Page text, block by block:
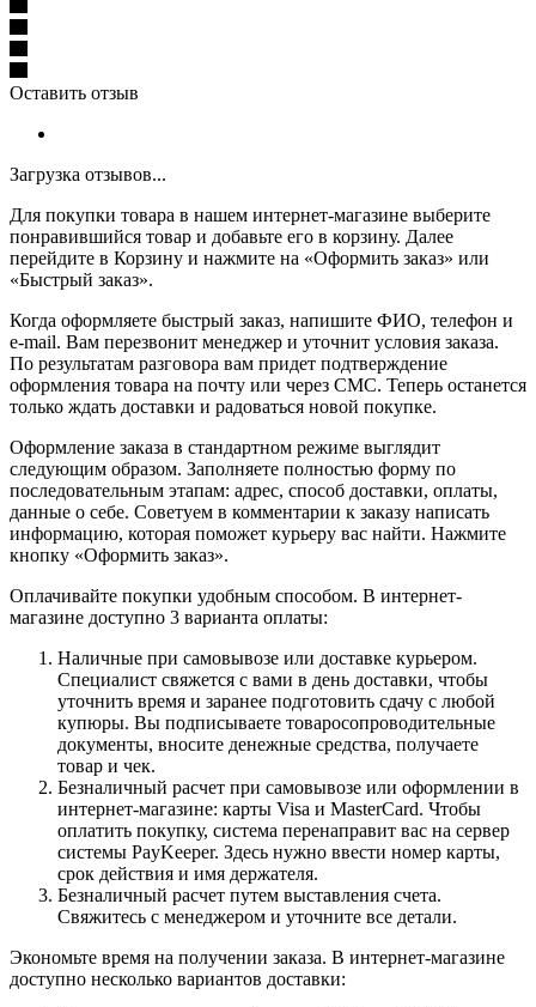
Оставить отзыв
Загрузка отзывов...
Для покупки товара в нашем интернет-магазине выберите
понравившийся товар и добавьте его в корзину. Далее
перейдите в Корзину и нажмите на «Оформить заказ» или
«Быстрый заказ».
Когда оформляете быстрый заказ, напишите ФИО, телефон и
e-mail. Вам перезвонит менеджер и уточнит условия заказа.
По результатам разговора вам придет подтверждение
оформления товара на почту или через СМС. Теперь останется
только ждать доставки и радоваться новой покупке.
Оформление заказа в стандартном режиме выглядит
следующим образом. Заполняете полностью форму по
последовательным этапам: адрес, способ доставки, оплаты,
данные о себе. Советуем в комментарии к заказу написать
информацию, которая поможет курьеру вас найти. Нажмите
кнопку «Оформить заказ».
Оплачивайте покупки удобным способом. В интернет-
магазине доступно 3 варианта оплаты:
Наличные при самовывозе или доставке курьером.
Специалист свяжется с вами в день доставки, чтобы
уточнить время и заранее подготовить сдачу с любой
купюры. Вы подписываете товаросопроводительные
документы, вносите денежные средства, получаете
товар и чек.
Безналичный расчет при самовывозе или оформлении в
интернет-магазине: карты Visa и MasterCard. Чтобы
оплатить покупку, система перенаправит вас на сервер
системы PayKeeper. Здесь нужно ввести номер карты,
срок действия и имя держателя.
Безналичный расчет путем выставления счета.
Свяжитесь с менеджером и уточните все детали.
Экономьте время на получении заказа. В интернет-магазине
доступно несколько вариантов доставки: